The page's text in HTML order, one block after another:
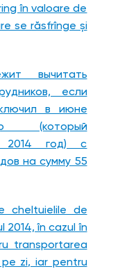
în valoare de
se răsfrînge şi
вычитать
если
в июне
(который
2014 год) с
на сумму 55
cheltuielile de
în cazul în
transportarea
zi, iar pentru